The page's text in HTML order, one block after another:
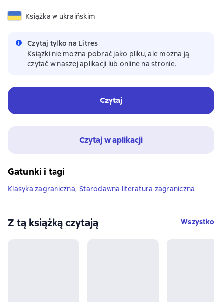
Książka w ukraińskim
Czytaj tylko na Litres
Książki nie można pobrać jako pliku, ale można ją
czytać w naszej aplikacji lub online na stronie.
Czytaj
Czytaj w aplikacji
Gatunki i tagi
Klasyka zagraniczna, Starodawna literatura zagraniczna
Z tą książką czytają Wszystko